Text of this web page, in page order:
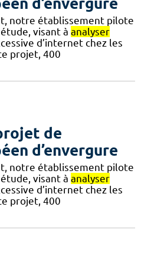
notre établissement pilote
visant à analyser
d’internet chez les
projet, 400
de
d’envergure
notre établissement pilote
visant à analyser
d’internet chez les
projet, 400